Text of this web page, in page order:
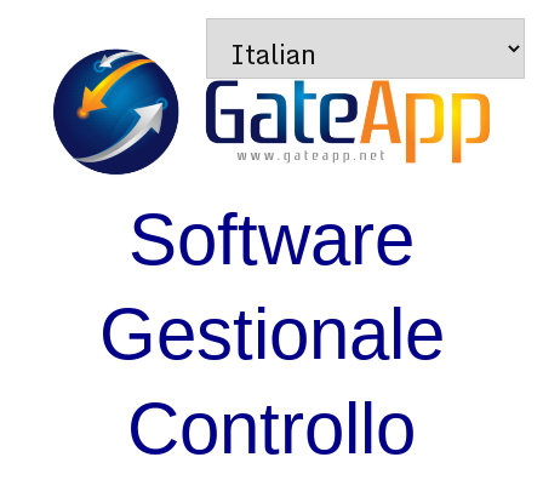
Software
Gestionale
Controllo